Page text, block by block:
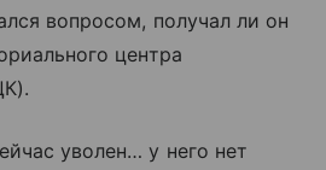
вопросом, получал ли он
центра
уволен… у него нет